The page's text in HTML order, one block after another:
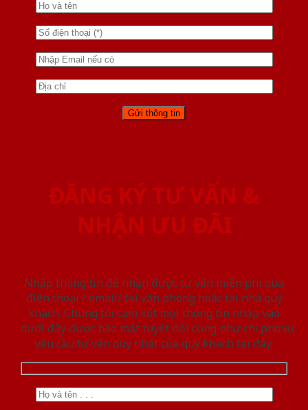
ĐĂNG KÝ TƯ VẤN &
NHẬN ƯU ĐÃI
Nhập thông tin để nhận được tư vấn miễn phí qua
điện thoại / email/ tại văn phòng hoặc tại nhà quý
khách. Chúng tôi cam kết mọi thông tin nhập vào
dưới đây được bảo mật tuyệt đối cũng như chỉ phục vụ
yêu cầu tư vấn duy nhất của quý khách tại đây.